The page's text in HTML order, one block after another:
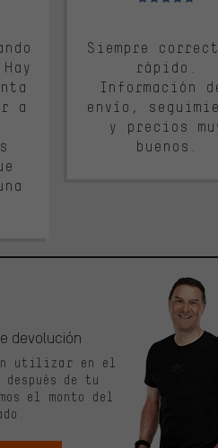
a
Siempre
rápido.
Información
envío,
y precios
buenos.
devolución
utilizar en el
de tu
el monto del